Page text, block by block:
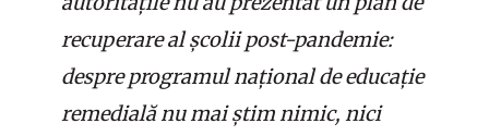
recuperare al școlii post-pandemie:
despre programul național de educație
remedială nu mai știm nimic, nici